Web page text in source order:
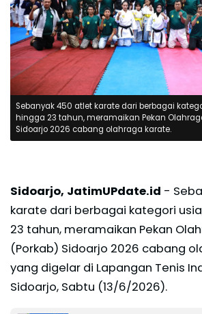
Sebanyak 450 atlet karate dari berbagai
hingga 23 tahun, meramaikan Pekan
Sidoarjo 2026 cabang olahraga karate.
Sidoarjo, JatimUPdate.id -
karate dari berbagai kategori
23 tahun, meramaikan Pekan
(Porkab) Sidoarjo 2026 cabang
yang digelar di Lapangan Tenis
Sidoarjo, Sabtu (13/6/2026).